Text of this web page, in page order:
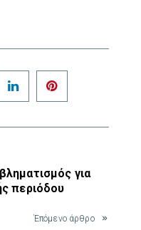
LinkedIn
για
περιόδου
Έπόμενο άρθρο